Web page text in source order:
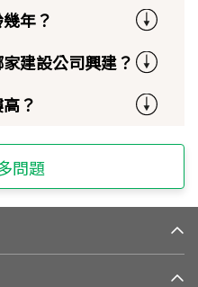
年？
建設公司興建？
？
問題